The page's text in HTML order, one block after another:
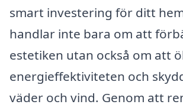
smart investering för ditt
handlar inte bara om att
estetiken utan också om att
energieffektiviteten och
väder och vind. Genom att